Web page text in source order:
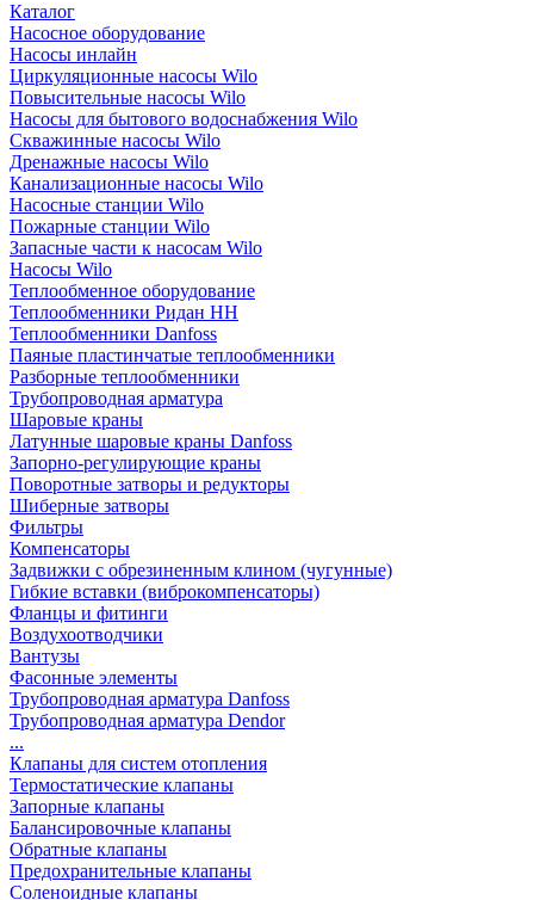
Каталог
Насосное оборудование
Насосы инлайн
Циркуляционные насосы Wilo
Повысительные насосы Wilo
Насосы для бытового водоснабжения Wilo
Скважинные насосы Wilo
Дренажные насосы Wilo
Канализационные насосы Wilo
Насосные станции Wilo
Пожарные станции Wilo
Запасные части к насосам Wilo
Насосы Wilo
Теплообменное оборудование
Теплообменники Ридан НН
Теплообменники Danfoss
Паяные пластинчатые теплообменники
Разборные теплообменники
Трубопроводная арматура
Шаровые краны
Латунные шаровые краны Danfoss
Запорно-регулирующие краны
Поворотные затворы и редукторы
Шиберные затворы
Фильтры
Компенсаторы
Задвижки с обрезиненным клином (чугунные)
Гибкие вставки (виброкомпенсаторы)
Фланцы и фитинги
Воздухоотводчики
Вантузы
Фасонные элементы
Трубопроводная арматура Danfoss
Трубопроводная арматура Dendor
...
Клапаны для систем отопления
Термостатические клапаны
Запорные клапаны
Балансировочные клапаны
Обратные клапаны
Предохранительные клапаны
Соленоидные клапаны